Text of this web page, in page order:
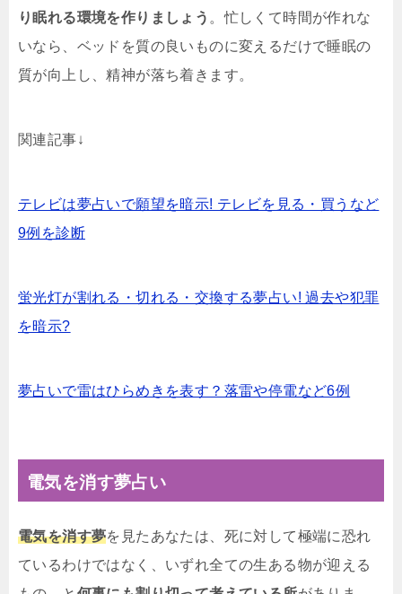
り眠れる環境を作りましょう 。忙しくて時間が作れな
いなら、ベッドを質の良いものに変えるだけで睡眠の
質が向上し、精神が落ち着きます。
関連記事↓
テレビは夢占いで願望を暗示! テレビを見る・買うなど
9例を診断
蛍光灯が割れる・切れる・交換する夢占い! 過去や犯罪
を暗示?
夢占いで雷はひらめきを表す？落雷や停電など6例
電気を消す夢占い
電気を消す夢を見たあなたは、死に対して極端に恐れ
ているわけではなく、いずれ全ての生ある物が迎える